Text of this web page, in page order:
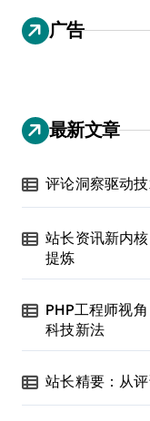
广告
最新文章
评论洞察驱动
站长资讯新内
提炼
PHP工程师视
科技新法
站长精要：从